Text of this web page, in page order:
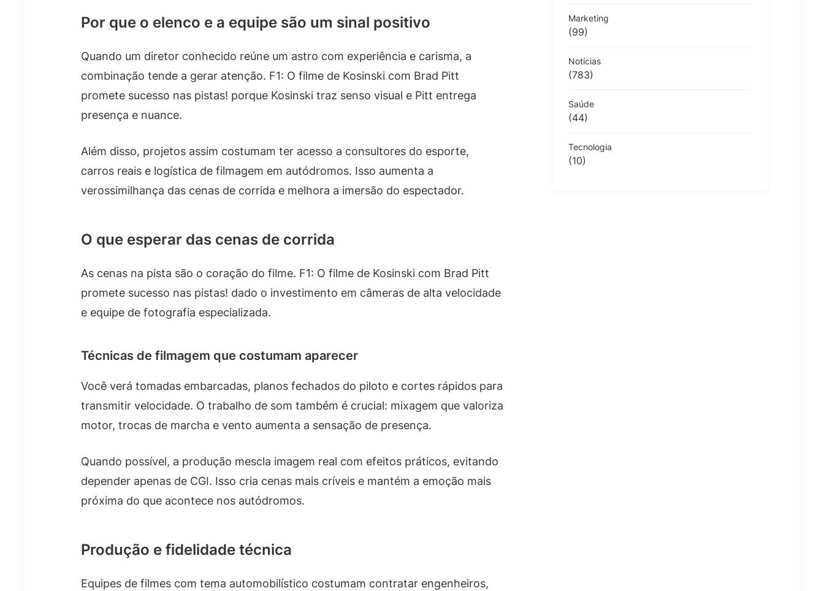
Por que o elenco e a equipe são um sinal positivo
Quando um diretor conhecido reúne um astro com experiência e carisma, a
combinação tende a gerar atenção. F1: O filme de Kosinski com Brad Pitt
promete sucesso nas pistas! porque Kosinski traz senso visual e Pitt entrega
presença e nuance.
Além disso, projetos assim costumam ter acesso a consultores do esporte,
carros reais e logística de filmagem em autódromos. Isso aumenta a
verossimilhança das cenas de corrida e melhora a imersão do espectador.
O que esperar das cenas de corrida
As cenas na pista são o coração do filme. F1: O filme de Kosinski com Brad Pitt
promete sucesso nas pistas! dado o investimento em câmeras de alta velocidade
e equipe de fotografia especializada.
Técnicas de filmagem que costumam aparecer
Você verá tomadas embarcadas, planos fechados do piloto e cortes rápidos para
transmitir velocidade. O trabalho de som também é crucial: mixagem que valoriza
motor, trocas de marcha e vento aumenta a sensação de presença.
Quando possível, a produção mescla imagem real com efeitos práticos, evitando
depender apenas de CGI. Isso cria cenas mais críveis e mantém a emoção mais
próxima do que acontece nos autódromos.
Produção e fidelidade técnica
Equipes de filmes com tema automobilístico costumam contratar engenheiros,
Marketing
(99)
Notícias
(783)
Saúde
(44)
Tecnologia
(10)